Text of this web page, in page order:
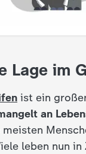
Lage im
ist ein
an
meisten
leben nun